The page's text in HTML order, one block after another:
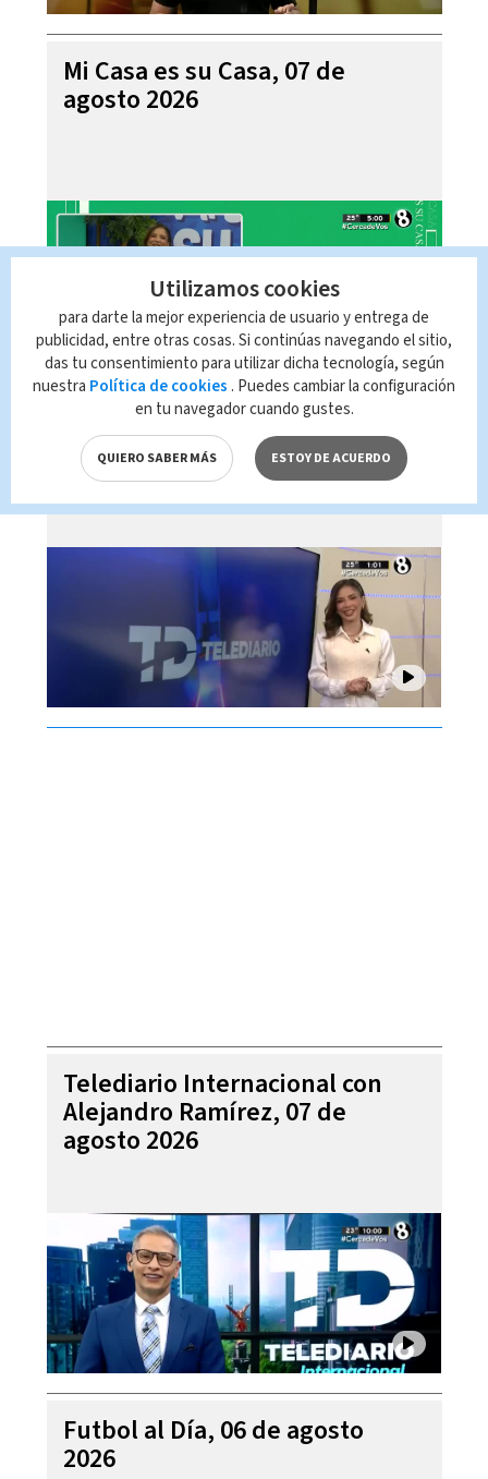
Mi Casa es su Casa, 07 de
agosto 2026
Telediario En Directo con Paula
Brenes, 07 de agosto 2026
Telediario Internacional con
Alejandro Ramírez, 07 de
agosto 2026
Futbol al Día, 06 de agosto
2026
Utilizamos cookies
para darte la mejor experiencia de usuario y entrega de
publicidad, entre otras cosas. Si continúas navegando el sitio,
das tu consentimiento para utilizar dicha tecnología, según
nuestra Política de cookies . Puedes cambiar la configuración
en tu navegador cuando gustes.
QUIERO SABER MÁS ESTOY DE ACUERDO